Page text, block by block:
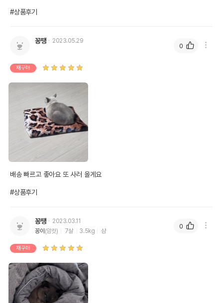
#상품후기
꽁땡 2023.05.29
재구매
배송 빠르고 좋아요 또 사러 올게요
#상품후기
0
꽁땡
2023.03.11
꽁이 (암컷) 7살 3.5kg 샴
재구매
0